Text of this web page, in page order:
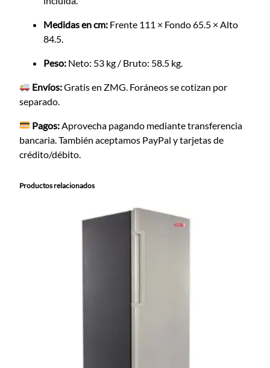
Medidas en cm: Frente 111 × Fondo 65.5 × Alto
84.5.
Peso: Neto: 53 kg / Bruto: 58.5 kg.
Envíos:Gratis en ZMG. Foráneos se cotizan por
separado.
Pagos: Aprovecha pagando mediante transferencia
bancaria. También aceptamos PayPal y tarjetas de
crédito/débito.
Productos relacionados